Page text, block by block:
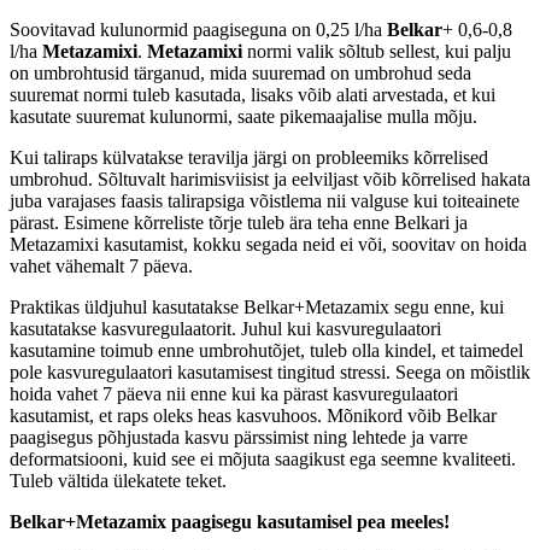
Soovitavad kulunormid paagiseguna on 0,25 l/ha Belkar+ 0,6-0,8
l/ha Metazamixi. Metazamixi normi valik sõltub sellest, kui palju
on umbrohtusid tärganud, mida suuremad on umbrohud seda
suuremat normi tuleb kasutada, lisaks võib alati arvestada, et kui
kasutate suuremat kulunormi, saate pikemaajalise mulla mõju.
Kui taliraps külvatakse teravilja järgi on probleemiks kõrrelised
umbrohud. Sõltuvalt harimisviisist ja eelviljast võib kõrrelised hakata
juba varajases faasis talirapsiga võistlema nii valguse kui toiteainete
pärast. Esimene kõrreliste tõrje tuleb ära teha enne Belkari ja
Metazamixi kasutamist, kokku segada neid ei või, soovitav on hoida
vahet vähemalt 7 päeva.
Praktikas üldjuhul kasutatakse Belkar+Metazamix segu enne, kui
kasutatakse kasvuregulaatorit. Juhul kui kasvuregulaatori
kasutamine toimub enne umbrohutõjet, tuleb olla kindel, et taimedel
pole kasvuregulaatori kasutamisest tingitud stressi. Seega on mõistlik
hoida vahet 7 päeva nii enne kui ka pärast kasvuregulaatori
kasutamist, et raps oleks heas kasvuhoos. Mõnikord võib Belkar
paagisegus põhjustada kasvu pärssimist ning lehtede ja varre
deformatsiooni, kuid see ei mõjuta saagikust ega seemne kvaliteeti.
Tuleb vältida ülekatete teket.
Belkar+Metazamix paagisegu kasutamisel pea meeles!